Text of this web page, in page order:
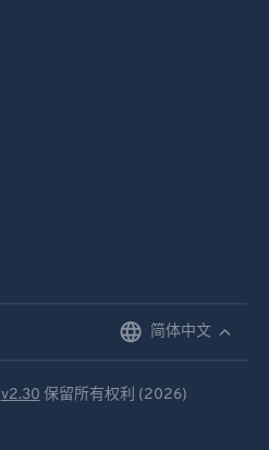
简体中文
v2.30 保留所有权利 (2026)